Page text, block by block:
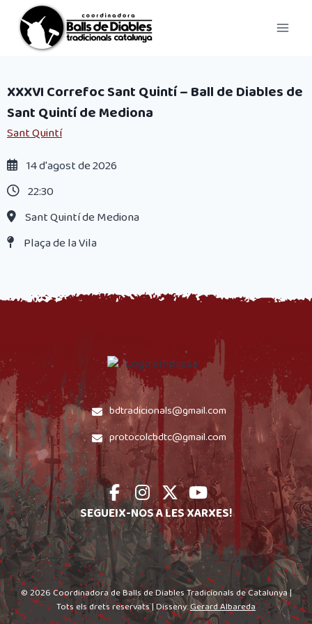
contingut
XXXVI Correfoc Sant Quintí – Ball de Diables de
Sant Quintí de Mediona
Sant Quintí
14 d'agost de 2026
22:30
Sant Quintí de Mediona
Plaça de la Vila
bdtradicionals@gmail.com
protocolcbdtc@gmail.com
SEGUEIX-NOS A LES XARXES!
© 2026 Coordinadora de Balls de Diables Tradicionals de Catalunya |
Tots els drets reservats | Disseny:Gerard Albareda